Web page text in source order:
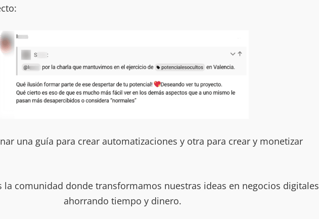
una guía para crear automatizaciones y otra para crear y monetizar
la comunidad donde transformamos nuestras ideas en negocios digitales
ahorrando tiempo y dinero.